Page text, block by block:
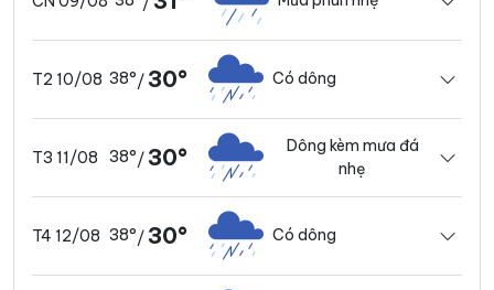
T2 10/08 38°/30° Có dông
T3 11/08 38°/30°
Dông kèm mưa đá
nhẹ
T4 12/08 38°/30° Có dông